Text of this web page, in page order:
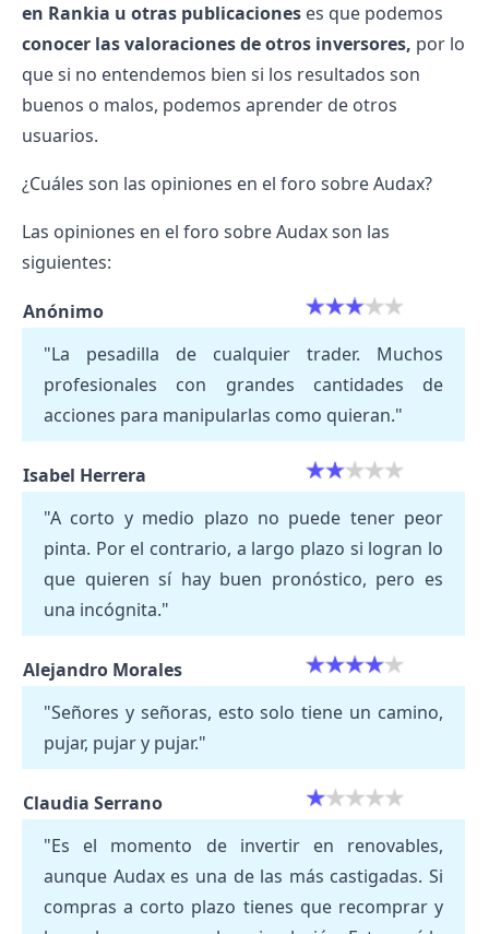
en Rankia u otras publicaciones es que podemos
conocer las valoraciones de otros inversores, por lo
que si no entendemos bien si los resultados son
buenos o malos, podemos aprender de otros
usuarios.
¿Cuáles son las opiniones en el foro sobre Audax?
Las opiniones en el foro sobre Audax son las
siguientes:
Anónimo
"La pesadilla de cualquier trader. Muchos
profesionales con grandes cantidades de
acciones para manipularlas como quieran."
Isabel Herrera
"A corto y medio plazo no puede tener peor
pinta. Por el contrario, a largo plazo si logran lo
que quieren sí hay buen pronóstico, pero es
una incógnita."
Alejandro Morales
"Señores y señoras, esto solo tiene un camino,
pujar, pujar y pujar."
Claudia Serrano
"Es el momento de invertir en renovables,
aunque Audax es una de las más castigadas. Si
compras a corto plazo tienes que recomprar y